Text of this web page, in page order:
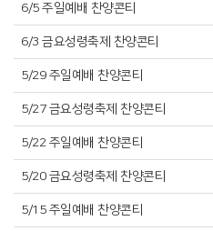
6/5 주일예배 찬양콘티
6/3 금요성령축제 찬양콘티
5/29 주일예배 찬양콘티
5/27 금요성령축제 찬양콘티
5/22 주일예배 찬양콘티
5/20 금요성령축제 찬양콘티
5/15 주일예배 찬양콘티